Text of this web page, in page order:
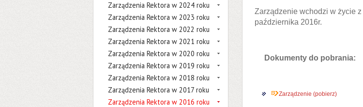
Zarządzenia Rektora w 2024 roku
Zarządzenia Rektora w 2023 roku
Zarządzenia Rektora w 2022 roku
Zarządzenia Rektora w 2021 roku
Zarządzenia Rektora w 2020 roku
Zarządzenia Rektora w 2019 roku
Zarządzenia Rektora w 2018 roku
Zarządzenia Rektora w 2017 roku
Zarządzenia Rektora w 2016 roku
Zarządzenie wchodzi w życie
października 2016r.
Dokumenty do pobrania:
Zarządzenie (pobierz)